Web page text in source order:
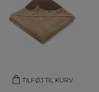
TILFØJ TIL KURV